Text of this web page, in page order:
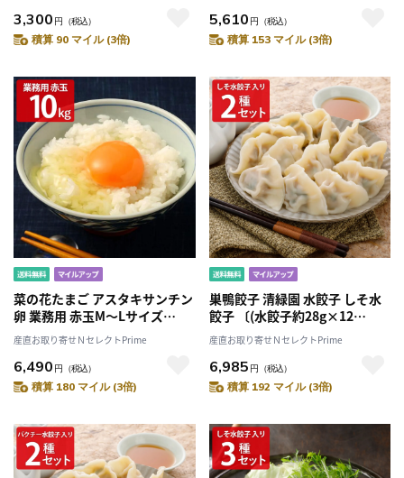
3,300 円 （税込）
積算 90 マイル (3倍)
5,610 円 （税込）
積算 153 マイル (3倍)
菜の花たまご アスタキサンチン
卵 業務用 赤玉M～Lサイズ
〔10kg(150～164個前後)〕
産直お取り寄せＮセレクトPrime
6,490 円 （税込）
積算 180 マイル (3倍)
巣鴨餃子 清緑園 水餃子 しそ水
餃子 〔(水餃子約28g×12
個)×2・(しそ水餃子約28g×12
個)×2〕
産直お取り寄せＮセレクトPrime
6,985 円 （税込）
積算 192 マイル (3倍)